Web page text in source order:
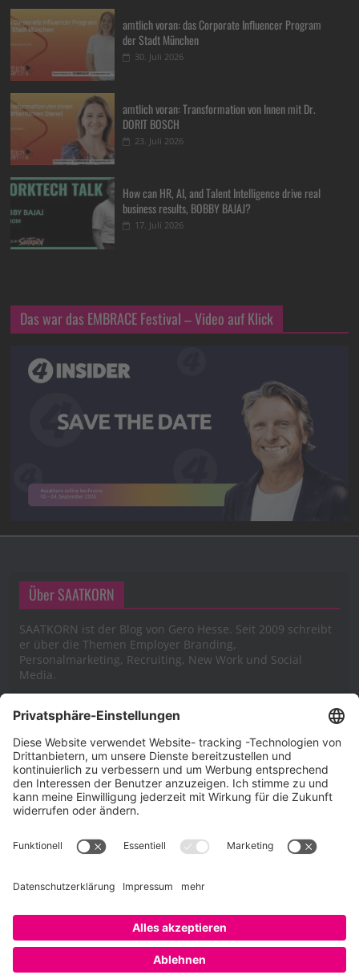
amtlich voran: das Corporate Influencer Program
der Stadt München
30. Juli 2026
amtlich voran: Transformation von Innen mit Dr.
DORIT BOSCH
23. Juli 2026
How can HR, AI, and Talent Intelligence drive real
business results, BOBBY BAJAJ?
17. Juli 2026
Das war das EMBRACE Festival – Video auf Klick
Über SAATKORN
SAATKORN ist der Blog von Gero Hesse. Seit 2009 schreibt
er über die Themen Employer Branding,
Personalmarketing, Recruiting, New Work und Social
Media.
Impressum
Impressum
Cookie-Richtlinie (EU)